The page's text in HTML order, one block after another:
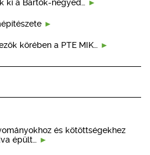
ki a Bartók-negyed…
körében a PTE MIK…
és kötöttségekhez
épült…